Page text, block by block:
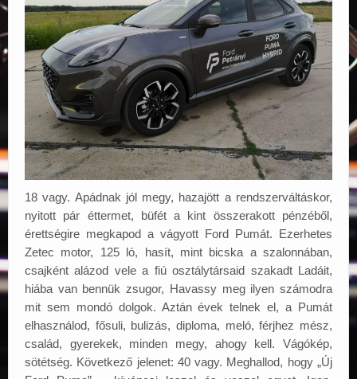
18 vagy. Apádnak jól megy, hazajött a rendszerváltáskor,
nyitott pár éttermet, büfét a kint összerakott pénzéből,
érettségire megkapod a vágyott Ford Pumát. Ezerhetes
Zetec motor, 125 ló, hasít, mint bicska a szalonnában,
csajként alázod vele a fiú osztálytársaid szakadt Ladáit,
hiába van bennük zsugor, Havassy meg ilyen számodra
mit sem mondó dolgok. Aztán évek telnek el, a Pumát
elhasználod, fősuli, bulizás, diploma, meló, férjhez mész,
család, gyerekek, minden megy, ahogy kell. Vágókép,
sötétség. Következő jelenet: 40 vagy. Meghallod, hogy „Új